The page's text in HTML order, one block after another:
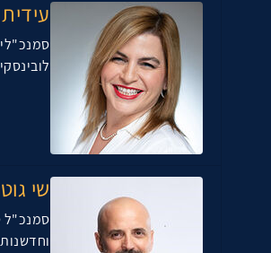
לובינסקי
שי
סמנכ"ל
וחדשנות